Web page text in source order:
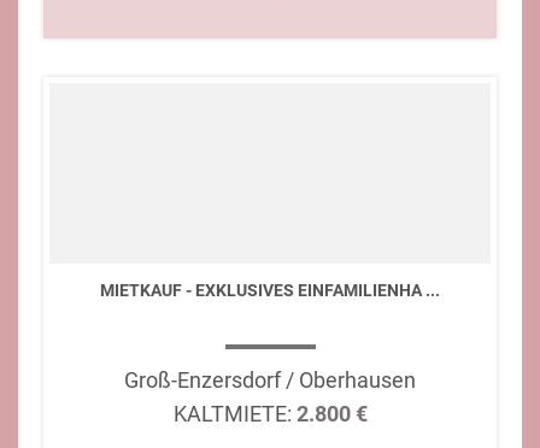
MIETKAUF - EXKLUSIVES EINFAMILIENHA ...
Groß-Enzersdorf / Oberhausen
KALTMIETE: 2.800 €